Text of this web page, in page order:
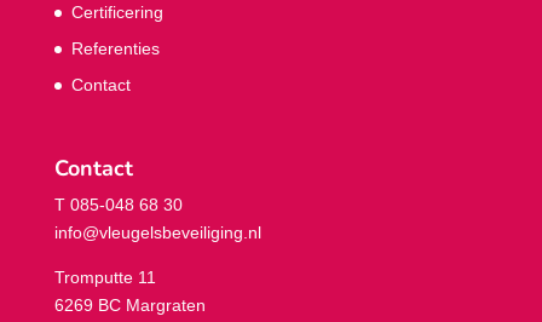
Certificering
Referenties
Contact
Contact
T 085-048 68 30
info@vleugelsbeveiliging.nl
Tromputte 11
6269 BC Margraten